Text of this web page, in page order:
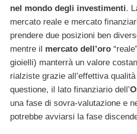
nel mondo degli investimenti.
mercato reale e mercato
prendere due posizioni ben
mentre il mercato dell’oro
gioielli) manterrà un valore
rialziste grazie all’effettiva
questione, il lato finanziario dell’
una fase di sovra-valutazione e
potrebbe avviarsi la fase